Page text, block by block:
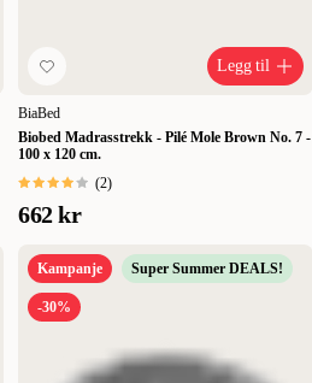
Legg til
BiaBed
Biobed Madrasstrekk - Pilé Mole Brown No. 7 -
100 x 120 cm.
(2)
662 kr
Kampanje Super Summer DEALS!
-30%